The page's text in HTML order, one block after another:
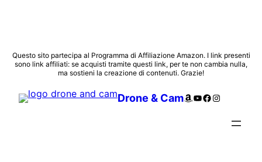
Vai
Questo sito partecipa al Programma di Affiliazione Amazon. I link presenti
sono link affiliati: se acquisti tramite questi link, per te non cambia nulla,
ma sostieni la creazione di contenuti. Grazie!
Drone & CamAmazon
YouTube
Facebook
Instagram